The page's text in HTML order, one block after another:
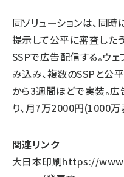
同ソリューションは、同
提示して公平に審査した
SSPで広告配信する。ウ
み込み、複数のSSPと公
から3週間ほどで実装。
り、月7万2000円(1000万
関連リンク
大日本印刷https://